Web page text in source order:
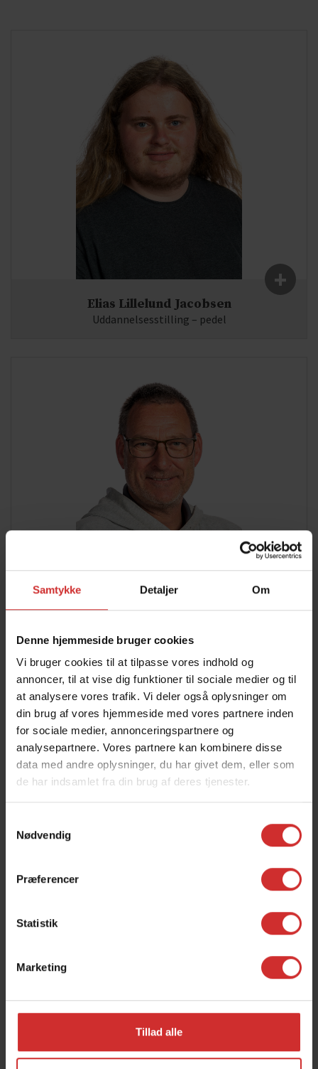
Samtykke Detaljer Om
Denne hjemmeside bruger cookies
Vi bruger cookies til at tilpasse vores indhold og
annoncer, til at vise dig funktioner til sociale medier og til
at analysere vores trafik. Vi deler også oplysninger om
din brug af vores hjemmeside med vores partnere inden
for sociale medier, annonceringspartnere og
analysepartnere. Vores partnere kan kombinere disse
data med andre oplysninger, du har givet dem, eller som
de har indsamlet fra din brug af deres tjenester.
Nødvendig
Præferencer
Statistik
Marketing
Tillad alle
+
Elias Lillelund Jacobsen
Uddannelsesstilling – pedel
+
Pedelmedhjælper
Fag:
E-mail:Pedel(at)syddjurs-gym.dk
+
Fag:
E-mail:Pedel(at)syddjurs-gym.dk